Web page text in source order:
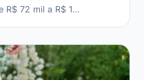
R$ 72 mil a R$ 1…